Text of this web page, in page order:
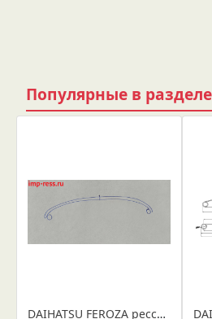
Популярные в разделе
DAIHATSU FEROZA рессора задняя 2-х листовая из полосы 60*12/6